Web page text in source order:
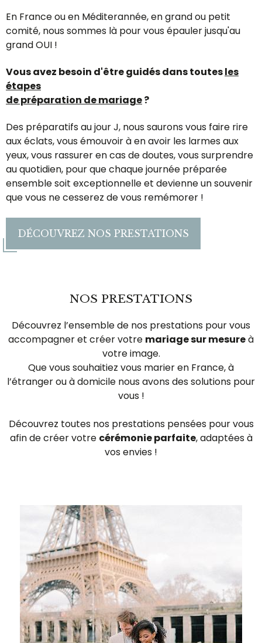
En France ou en Méditerannée, en grand ou petit
comité, nous sommes là pour vous épauler jusqu'au
grand OUI !
Vous avez besoin d'être guidés dans toutesles
étapes
de préparation de mariage?
Des préparatifs au jour J, nous saurons vous faire rire
aux éclats, vous émouvoir à en avoir les larmes aux
yeux, vous rassurer en cas de doutes, vous surprendre
au quotidien, pour que chaque journée préparée
ensemble soit exceptionnelle et devienne un souvenir
que vous ne cesserez de vous remémorer !
DÉCOUVREZ NOS PRESTATIONS
NOS PRESTATIONS
Découvrez l’ensemble de nos prestations pour vous
accompagner et créer votre mariage sur mesureà
votre image.
Que vous souhaitiez vous marier en France, à
l’étranger ou à domicile nous avons des solutions pour
vous !
Découvrez toutes nos prestations pensées pour vous
afin de créer votre cérémonie parfaite, adaptées à
vos envies !